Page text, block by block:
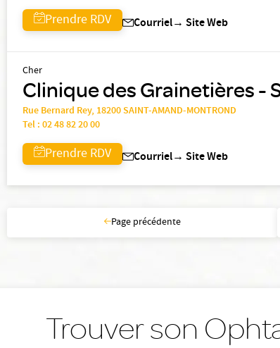
Prendre RDV Courriel→ Site Web
Cher
Clinique des Grainetières -
Rue Bernard Rey, 18200 SAINT-AMAND-MONTROND
Tel :02 48 82 20 00
Prendre RDV Courriel→ Site Web
Page précédente
Trouver son